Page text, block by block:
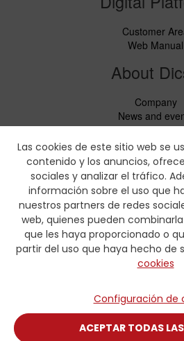
Las cookies de este sitio web se
contenido y los anuncios,
sociales y analizar el tráfico.
información sobre el uso que
nuestros partners de redes
web, quienes pueden
que les haya proporcionado o
partir del uso que haya hecho de
cookies
Configuración de
ACEPTAR TODAS
Customer
Web Manual
About
Company
News and
Services
Code of
Social
CbC Report
Price lists and
Certificates
Crimping
Hydraulic Forms
Contact
Contact